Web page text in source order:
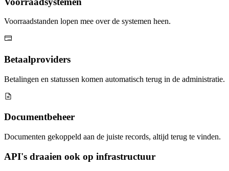
Voorraadstanden lopen mee over de systemen heen.
Betaalproviders
Betalingen en statussen komen automatisch terug in de administratie.
Documentbeheer
Documenten gekoppeld aan de juiste records, altijd terug te vinden.
API's draaien ook op infrastructuur